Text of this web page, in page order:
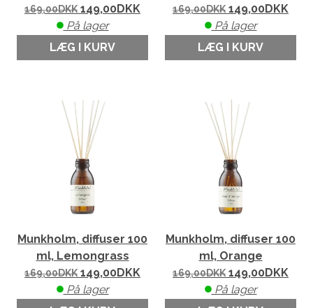
169,00DKK 149,00DKK
På lager
LÆG I KURV
169,00DKK 149,00DKK
På lager
LÆG I KURV
Munkholm, diffuser 100
ml, Lemongrass
169,00DKK 149,00DKK
På lager
Munkholm, diffuser 100
ml, Orange
169,00DKK 149,00DKK
På lager